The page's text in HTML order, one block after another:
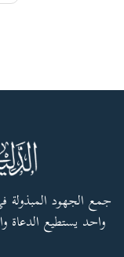
جمع الجهود
واحد يستطيع الدعاة